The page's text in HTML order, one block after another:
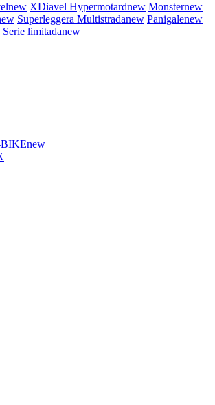
new XDiavel Hypermotardnew Monsternew
Superleggera Multistradanew Panigalenew
Serie limitadanew
new